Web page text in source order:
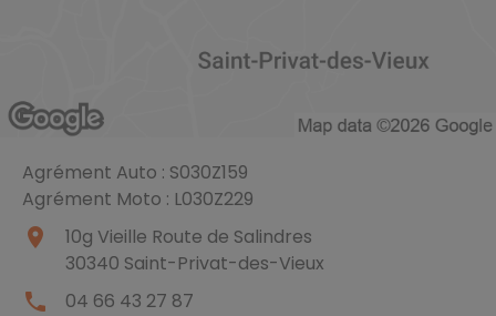
Agrément Auto : S030Z159
Agrément Moto : L030Z229
place
10g Vieille Route de Salindres
30340 Saint-Privat-des-Vieux
local_phone 04 66 43 27 87